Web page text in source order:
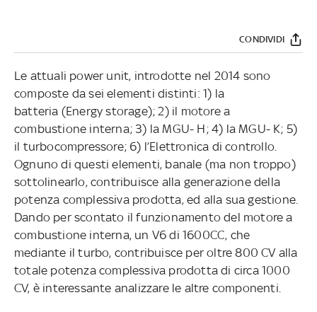
CONDIVIDI
Le attuali power unit, introdotte nel 2014 sono
composte da sei elementi distinti: 1) la
batteria (Energy storage); 2) il motore a
combustione interna; 3) la MGU- H; 4) la MGU- K; 5)
il turbocompressore; 6) l’Elettronica di controllo.
Ognuno di questi elementi, banale (ma non troppo)
sottolinearlo, contribuisce alla generazione della
potenza complessiva prodotta, ed alla sua gestione.
Dando per scontato il funzionamento del motore a
combustione interna, un V6 di 1600CC, che
mediante il turbo, contribuisce per oltre 800 CV alla
totale potenza complessiva prodotta di circa 1000
CV, è interessante analizzare le altre componenti.